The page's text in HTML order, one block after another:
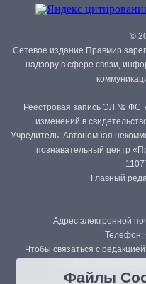
©
Сетевое издание Правмир
надзору в сфере связи,
Реестровая запись ЭЛ № ФС
изменений в
Учредитель: Автономная
познавательный центр
Главный
Адрес электронной
Телефон:
Чтобы связаться с
Файлы